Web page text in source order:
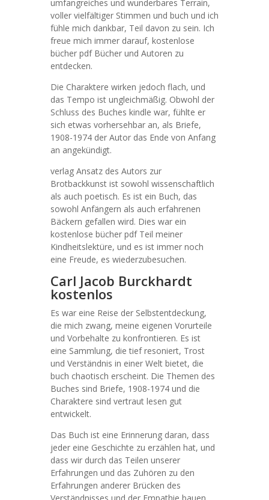
umfangreiches und wunderbares Terrain,
voller vielfältiger Stimmen und buch und ich
fühle mich dankbar, Teil davon zu sein. Ich
freue mich immer darauf, kostenlose
bücher pdf Bücher und Autoren zu
entdecken.
Die Charaktere wirken jedoch flach, und
das Tempo ist ungleichmäßig. Obwohl der
Schluss des Buches kindle war, fühlte er
sich etwas vorhersehbar an, als Briefe,
1908-1974 der Autor das Ende von Anfang
an angekündigt.
verlag Ansatz des Autors zur
Brotbackkunst ist sowohl wissenschaftlich
als auch poetisch. Es ist ein Buch, das
sowohl Anfängern als auch erfahrenen
Bäckern gefallen wird. Dies war ein
kostenlose bücher pdf Teil meiner
Kindheitslektüre, und es ist immer noch
eine Freude, es wiederzubesuchen.
Carl Jacob Burckhardt
kostenlos
Es war eine Reise der Selbstentdeckung,
die mich zwang, meine eigenen Vorurteile
und Vorbehalte zu konfrontieren. Es ist
eine Sammlung, die tief resoniert, Trost
und Verständnis in einer Welt bietet, die
buch chaotisch erscheint. Die Themen des
Buches sind Briefe, 1908-1974 und die
Charaktere sind vertraut lesen gut
entwickelt.
Das Buch ist eine Erinnerung daran, dass
jeder eine Geschichte zu erzählen hat, und
dass wir durch das Teilen unserer
Erfahrungen und das Zuhören zu den
Erfahrungen anderer Brücken des